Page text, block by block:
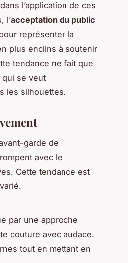
dans l’application de ces
l’acceptation du public
représenter la
plus enclins à soutenir
tendance ne fait que
qui se veut
les silhouettes.
garde de
avec le
Cette tendance est
par une approche
couture avec audace.
tout en mettant en